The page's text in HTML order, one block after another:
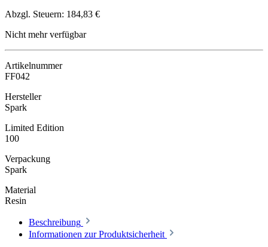
Abzgl. Steuern: 184,83 €
Nicht mehr verfügbar
Artikelnummer
FF042
Hersteller
Spark
Limited Edition
100
Verpackung
Spark
Material
Resin
Beschreibung
Informationen zur Produktsicherheit